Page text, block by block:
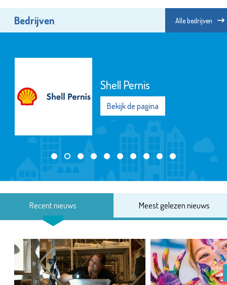
Bedrijven Alle bedrijven
Shell Pernis
Bekijk de pagina
Recent nieuws Meest gelezen nieuws